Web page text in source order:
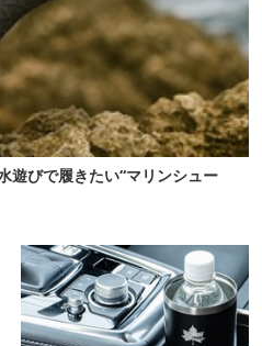
遊びで履きたい“マリンシュー